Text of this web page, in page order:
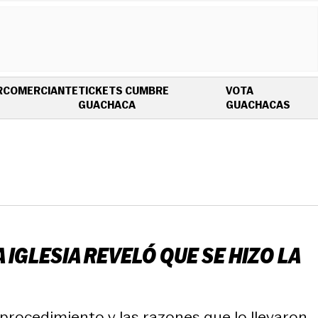
COMERCIANTETICKETS CUMBRE
GUACHACAOPENS IN NEW WINDOW
VOTA
GUACHACAS
REVELÓ QUE SE HIZO LA